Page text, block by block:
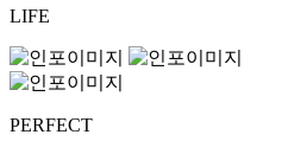
LIFE
PERFECT